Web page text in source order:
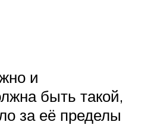
и
быть такой,
за её пределы